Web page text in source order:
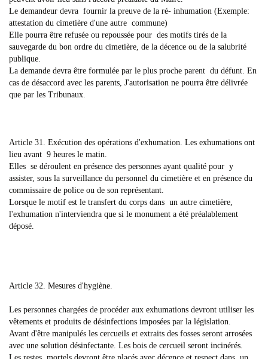
Le demandeur devra fournir la preuve de la ré- inhumation (Exemple:
attestation du cimetière d'une autre commune)
Elle pourra être refusée ou repoussée pour des motifs tirés de la
sauvegarde du bon ordre du cimetière, de la décence ou de la salubrité
publique.
La demande devra être formulée par le plus proche parent du défunt. En
cas de désaccord avec les parents, J'autorisation ne pourra être délivrée
que par les Tribunaux.
Article 31. Exécution des opérations d'exhumation. Les exhumations ont
lieu avant 9 heures le matin.
Elles se déroulent en présence des personnes ayant qualité pour y
assister, sous la surveillance du personnel du cimetière et en présence du
commissaire de police ou de son représentant.
Lorsque le motif est le transfert du corps dans un autre cimetière,
l'exhumation n'interviendra que si le monument a été préalablement
déposé.
Article 32. Mesures d'hygiène.
Les personnes chargées de procéder aux exhumations devront utiliser les
vêtements et produits de désinfections imposées par la législation.
Avant d'être manipulés les cercueils et extraits des fosses seront arrosées
avec une solution désinfectante. Les bois de cercueil seront incinérés.